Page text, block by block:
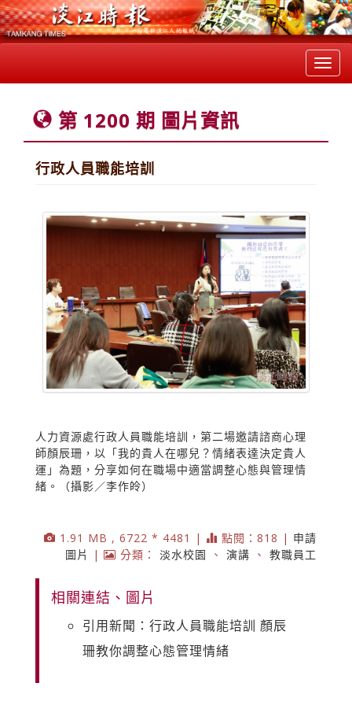
第 1200 期 圖片資訊
行政人員職能培訓
人力資源處行政人員職能培訓，第二場邀請諮商心理
師顏辰珊，以「我的貴人在哪兒？情緒表達決定貴人
運」為題，分享如何在職場中適當調整心態與管理情
緒。（攝影／李作皊）
1.91 MB , 6722 * 4481 | 點閱：818 | 申請
圖片
| 分類： 淡水校園 、 演講 、 教職員工
相關連結、圖片
引用新聞：行政人員職能培訓 顏辰
珊教你調整心態管理情緒